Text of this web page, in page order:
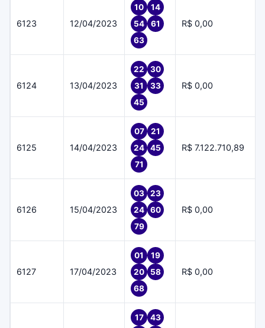
6123 12/04/2023
10
14
54
61
63
R$ 0,00
6124 13/04/2023
22
30
31
33
45
R$ 0,00
6125 14/04/2023
07
21
24
45
71
R$ 7.122.710,89
6126 15/04/2023
03
23
24
60
79
R$ 0,00
6127 17/04/2023
01
19
20
58
68
R$ 0,00
17
43